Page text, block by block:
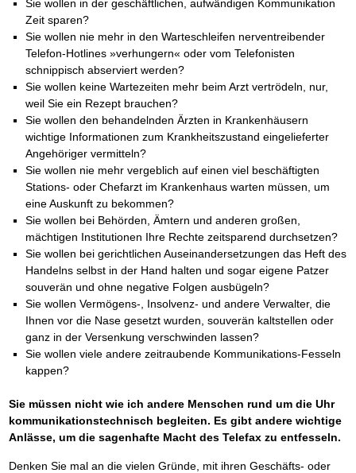
Sie wollen in der geschäftlichen, aufwändigen Kommunikation
Zeit sparen?
Sie wollen nie mehr in den Warteschleifen nerventreibender
Telefon-Hotlines »verhungern« oder vom Telefonisten
schnippisch abserviert werden?
Sie wollen keine Wartezeiten mehr beim Arzt vertrödeln, nur,
weil Sie ein Rezept brauchen?
Sie wollen den behandelnden Ärzten in Krankenhäusern
wichtige Informationen zum Krankheitszustand eingelieferter
Angehöriger vermitteln?
Sie wollen nie mehr vergeblich auf einen viel beschäftigten
Stations- oder Chefarzt im Krankenhaus warten müssen, um
eine Auskunft zu bekommen?
Sie wollen bei Behörden, Ämtern und anderen großen,
mächtigen Institutionen Ihre Rechte zeitsparend durchsetzen?
Sie wollen bei gerichtlichen Auseinandersetzungen das Heft des
Handelns selbst in der Hand halten und sogar eigene Patzer
souverän und ohne negative Folgen ausbügeln?
Sie wollen Vermögens-, Insolvenz- und andere Verwalter, die
Ihnen vor die Nase gesetzt wurden, souverän kaltstellen oder
ganz in der Versenkung verschwinden lassen?
Sie wollen viele andere zeitraubende Kommunikations-Fesseln
kappen?
Sie müssen nicht wie ich andere Menschen rund um die Uhr
kommunikationstechnisch begleiten. Es gibt andere wichtige
Anlässe, um die sagenhafte Macht des Telefax zu entfesseln.
Denken Sie mal an die vielen Gründe, mit ihren Geschäfts- oder